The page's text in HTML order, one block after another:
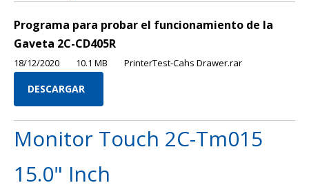
Programa para probar el funcionamiento de la
Gaveta 2C-CD405R
18/12/2020 10.1 MB PrinterTest-Cahs Drawer.rar
DESCARGAR
Monitor Touch 2C-Tm015
15.0" Inch